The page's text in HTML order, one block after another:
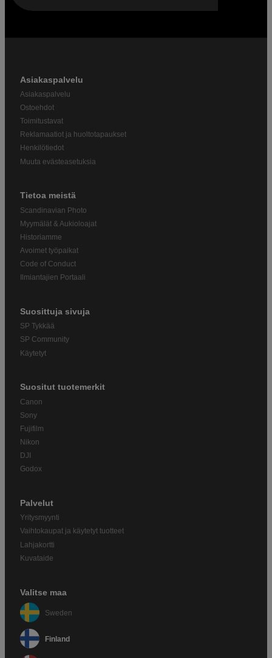
Asiakaspalvelu
Asiakaspalvelu
Ostoehdot
Toimitustavat
Reklamaatiot ja huoltotapaukset
Henkilötiedot
Muuta evästeasetuksia
Tietoa meistä
Scandinavian Photo
Myymälät & Aukioloajat
Historiamme
Avoimet työpaikat
Code of Conduct
Ilmiantajien Portaali
Suosittuja sivuja
SP Tykkää
SP Community
Käytetyt
Suositut tuotemerkit
Canon
Sony
Fujifilm
Nikon
DJI
Godox
Palvelut
Yritysmyynti
Vaihtokaupat ja käytetyt tuotteet
Lahjakortti
Kuvataide
Valitse maa
Sweden
Finland